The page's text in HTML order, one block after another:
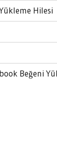
Hilesi
Beğeni